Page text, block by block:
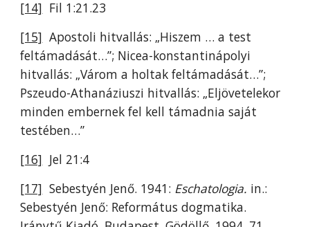
[14] Fil 1:21.23
[15] Apostoli hitvallás: „Hiszem … a test
feltámadását…”; Nicea-konstantinápolyi
hitvallás: „Várom a holtak feltámadását…”;
Pszeudo-Athanáziuszi hitvallás: „Eljövetelekor
minden embernek fel kell támadnia saját
testében…”
[16] Jel 21:4
[17] Sebestyén Jenő. 1941: Eschatologia. in.:
Sebestyén Jenő: Református dogmatika.